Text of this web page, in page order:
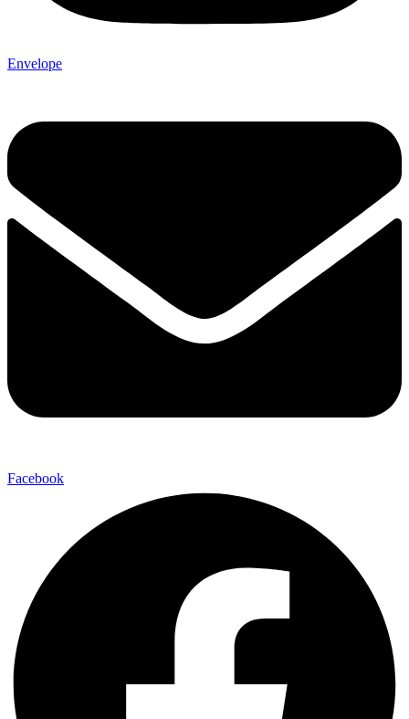
Envelope
Facebook